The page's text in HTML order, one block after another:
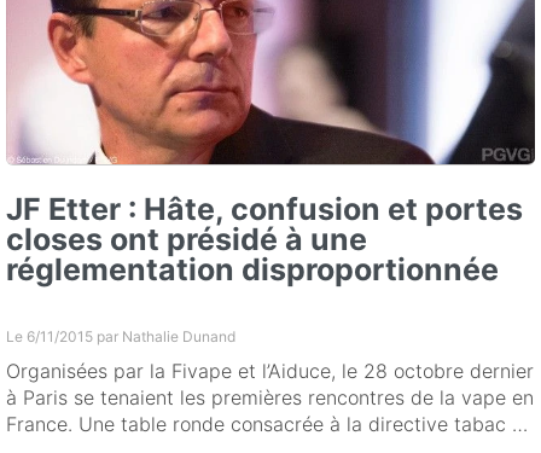
JF Etter : Hâte, confusion et portes
closes ont présidé à une
réglementation disproportionnée
Le 6/11/2015 par Nathalie Dunand
Organisées par la Fivape et l’Aiduce, le 28 octobre dernier
à Paris se tenaient les premières rencontres de la vape en
France. Une table ronde consacrée à la directive tabac …